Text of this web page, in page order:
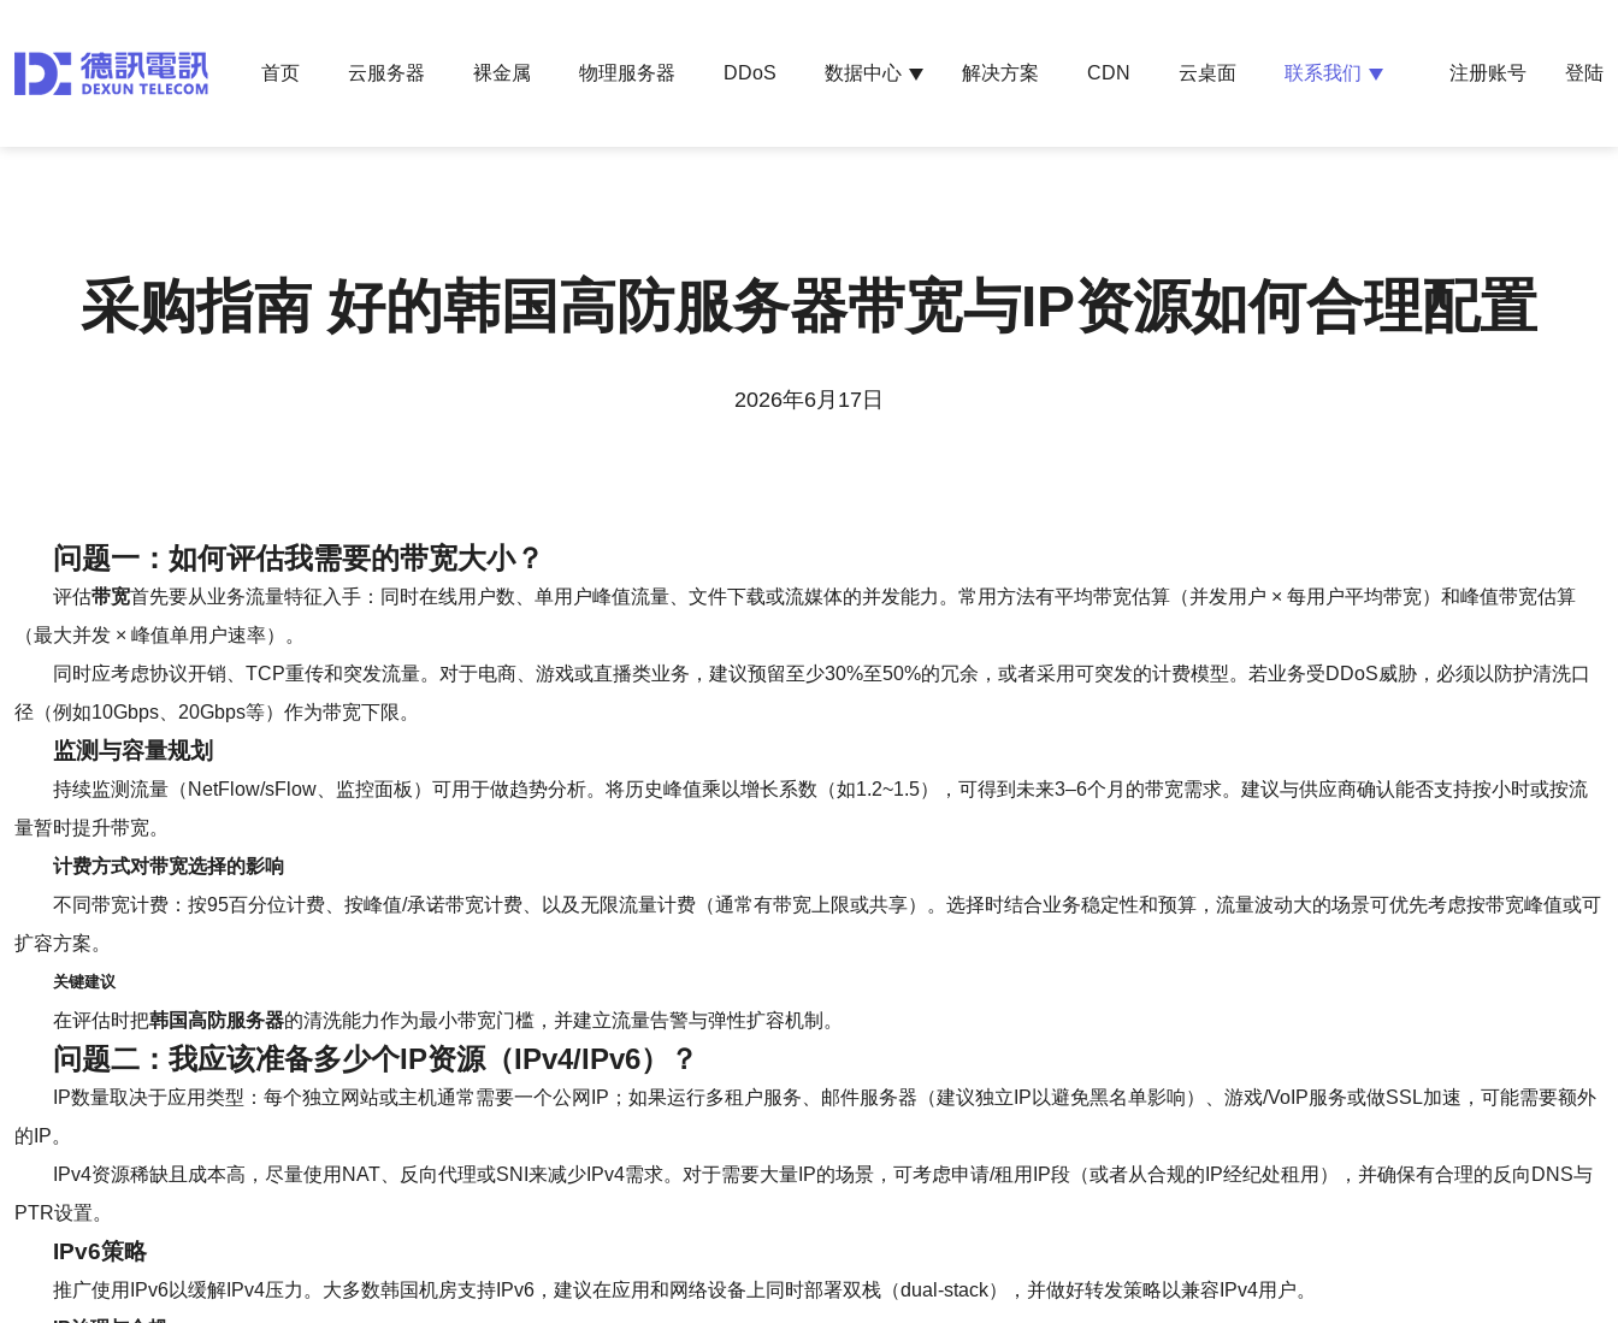
首页 云服务器 裸金属 物理服务器 DDoS 数据中心 解决方案 CDN 云桌面 联系我们 注册账号 登陆
采购指南 好的韩国高防服务器带宽与IP资源如何合理配置
2026年6月17日
问题一：如何评估我需要的带宽大小？
评估带宽首先要从业务流量特征入手：同时在线用户数、单用户峰值流量、文件下载或流媒体的并发能力。常用方法有平均带宽估算（并发用户 × 每用户平均带宽）和峰值带宽估算
（最大并发 × 峰值单用户速率）。
同时应考虑协议开销、TCP重传和突发流量。对于电商、游戏或直播类业务，建议预留至少30%至50%的冗余，或者采用可突发的计费模型。若业务受DDoS威胁，必须以防护清洗口
径（例如10Gbps、20Gbps等）作为带宽下限。
监测与容量规划
持续监测流量（NetFlow/sFlow、监控面板）可用于做趋势分析。将历史峰值乘以增长系数（如1.2~1.5），可得到未来3–6个月的带宽需求。建议与供应商确认能否支持按小时或按流
量暂时提升带宽。
计费方式对带宽选择的影响
不同带宽计费：按95百分位计费、按峰值/承诺带宽计费、以及无限流量计费（通常有带宽上限或共享）。选择时结合业务稳定性和预算，流量波动大的场景可优先考虑按带宽峰值或可
扩容方案。
关键建议
在评估时把韩国高防服务器的清洗能力作为最小带宽门槛，并建立流量告警与弹性扩容机制。
问题二：我应该准备多少个IP资源 （IPv4/IPv6）？
IP数量取决于应用类型：每个独立网站或主机通常需要一个公网IP；如果运行多租户服务、邮件服务器（建议独立IP以避免黑名单影响）、游戏/VoIP服务或做SSL加速，可能需要额外
的IP。
IPv4资源稀缺且成本高，尽量使用NAT、反向代理或SNI来减少IPv4需求。对于需要大量IP的场景，可考虑申请/租用IP段（或者从合规的IP经纪处租用），并确保有合理的反向DNS与
PTR设置。
IPv6策略
推广使用IPv6以缓解IPv4压力。大多数韩国机房支持IPv6，建议在应用和网络设备上同时部署双栈（dual-stack），并做好转发策略以兼容IPv4用户。